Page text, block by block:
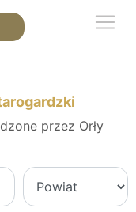
przez Orły